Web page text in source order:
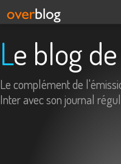
Le blog
Le complément de
Inter avec son journal